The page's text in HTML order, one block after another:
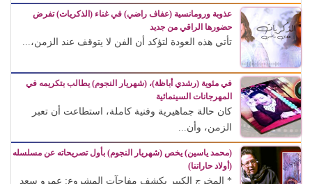
عذوبة ورومانسية (عفاف راضي) في غناء (الذكريات) تفرض
حضورها الراقي من جديد
تأتي هذه العودة لتؤكد أن الفن لا يتوقف عند الزمن،...
في مئوية (رشدي أباظة)، (شهريار النجوم) يطالب بتكريمه في
المهرجانات السينمائية
كان حالة جماهيرية وفنية كاملة، استطاعت أن تعبر
الزمن، وأن...
(محمد ياسين) يخص (شهريار النجوم) بأول تصريحاته عن مسلسله
(أولاد حاراتنا)
* المخرج الكبير يكشف مفاجآت المشروع: عمرو سعد